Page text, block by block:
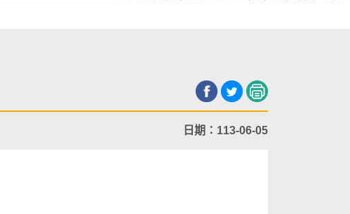
日期：113-06-05